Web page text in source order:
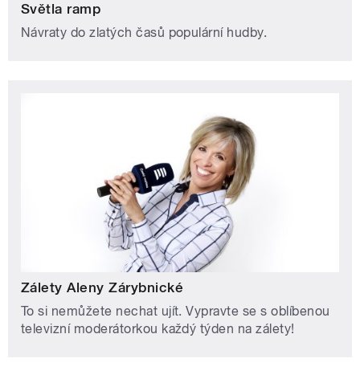
Světla ramp
Návraty do zlatých časů populární hudby.
Zálety Aleny Zárybnické
To si nemůžete nechat ujít. Vypravte se s oblíbenou
televizní moderátorkou každý týden na zálety!